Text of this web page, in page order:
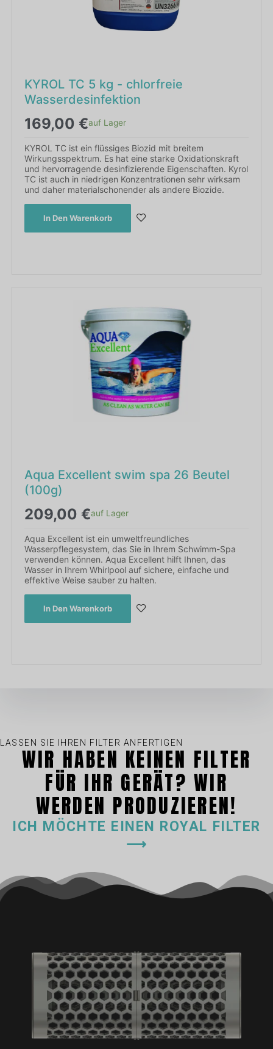
KYROL TC 5 kg - chlorfreie
Wasserdesinfektion
169,00 €auf Lager
KYROL TC ist ein flüssiges Biozid mit breitem
Wirkungsspektrum. Es hat eine starke Oxidationskraft
und hervorragende desinfizierende Eigenschaften. Kyrol
TC ist auch in niedrigen Konzentrationen sehr wirksam
und daher materialschonender als andere Biozide.
In Den Warenkorb
Aqua Excellent swim spa 26 Beutel
(100g)
209,00 €auf Lager
Aqua Excellent ist ein umweltfreundliches
Wasserpflegesystem, das Sie in Ihrem Schwimm-Spa
verwenden können. Aqua Excellent hilft Ihnen, das
Wasser in Ihrem Whirlpool auf sichere, einfache und
effektive Weise sauber zu halten.
In Den Warenkorb
LASSEN SIE IHREN FILTER ANFERTIGEN
WIR HABEN KEINEN FILTER
FÜR IHR GERÄT? WIR
WERDEN PRODUZIEREN!
ICH MÖCHTE EINEN ROYAL FILTER
⟶